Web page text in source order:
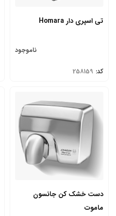
تی اسپری دار Homara
ناموجود
کد: 258159
دست خشک کن جانسون
ماموت